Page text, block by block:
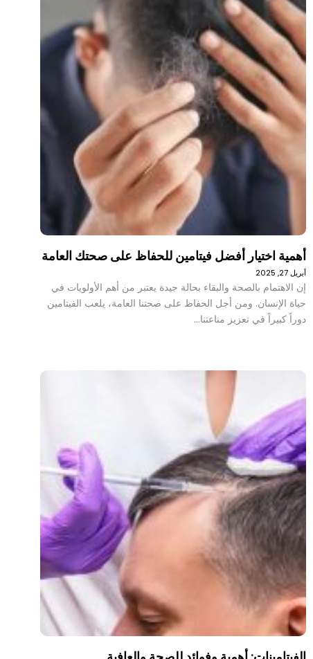
أهمية اختيار أفضل فيتامين للحفاظ على صحتك العامة
أبريل 27, 2025
إن الاهتمام بالصحة والبقاء بحالة جيدة يعتبر من أهم الأولويات في
حياة الإنسان. ومن أجل الحفاظ على صحتنا العامة، يلعب الفيتامين
دوراً كبيراً في تعزيز مناعتنا…